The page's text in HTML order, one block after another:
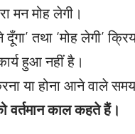
मन मोह लेगी।
दूँगा’ तथा ‘मोह लेगी’
हुआ नहीं है।
या होना आने वाले
काल कहते हैं।